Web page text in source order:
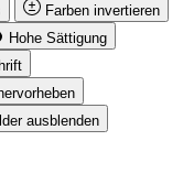
Farben invertieren
Hohe Sättigung
ausblenden